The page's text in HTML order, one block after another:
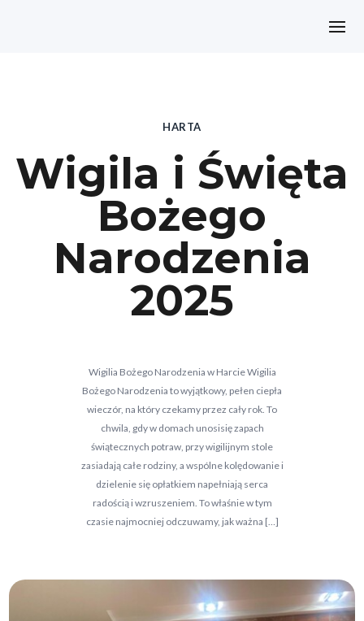
HARTA
Wigila i Święta
Bożego
Narodzenia
2025
Wigilia Bożego Narodzenia w Harcie Wigilia
Bożego Narodzenia to wyjątkowy, pełen ciepła
wieczór, na który czekamy przez cały rok. To
chwila, gdy w domach unosisię zapach
świątecznych potraw, przy wigilijnym stole
zasiadają całe rodziny, a wspólne kolędowanie i
dzielenie się opłatkiem napełniają serca
radością i wzruszeniem. To właśnie w tym
czasie najmocniej odczuwamy, jak ważna […]